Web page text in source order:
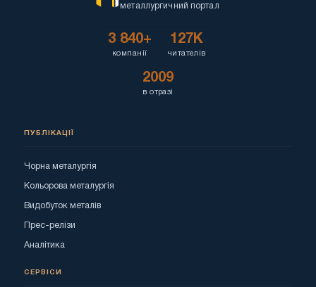
металлургичний портал
3 840+
компанії
127K
читателів
2009
в отразі
ПУБЛІКАЦІЇ
Чорна металургія
Кольорова металургія
Видобуток металів
Прес-релізи
Аналітика
СЕРВІСИ